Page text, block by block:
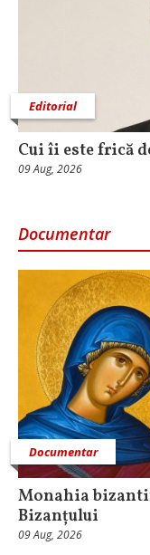
Editorial
Cui îi este frică
09 Aug, 2026
Documentar
Documentar
Monahia
Bizanțului
09 Aug, 2026